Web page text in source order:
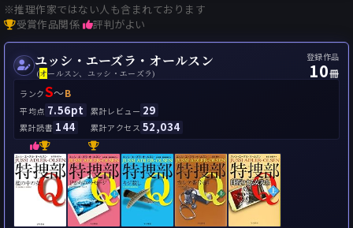
※推理作家ではない人も含まれております
受賞作品関係
評判がよい
ユッシ・エーズラ・オールスン
(オールスン、ユッシ・エーズラ)
登録作品
10冊
ランクS～B
平均点 7.56pt 累計レビュー 29
累計読書 144 累計アクセス 52,034